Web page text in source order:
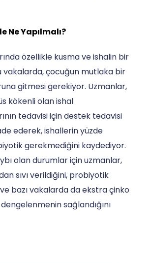
Ne Yapılmalı?
özellikle kusma ve ishalin bir
vakalarda, çocuğun mutlaka bir
gitmesi gerekiyor. Uzmanlar,
kökenli olan ishal
tedavisi için destek tedavisi
ederek, ishallerin yüzde
gerekmediğini kaydediyor.
olan durumlar için uzmanlar,
sıvı verildiğini, probiyotik
ve bazı vakalarda da ekstra çinko
sağlandığını